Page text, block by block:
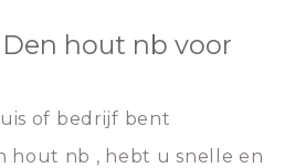
hout nb voor
of bedrijf bent
hout nb , hebt u snelle en